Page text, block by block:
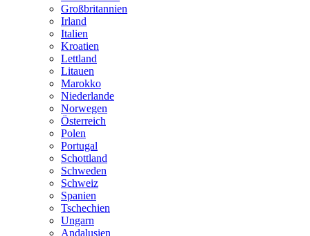
Großbritannien
Irland
Italien
Kroatien
Lettland
Litauen
Marokko
Niederlande
Norwegen
Österreich
Polen
Portugal
Schottland
Schweden
Schweiz
Spanien
Tschechien
Ungarn
Andalusien